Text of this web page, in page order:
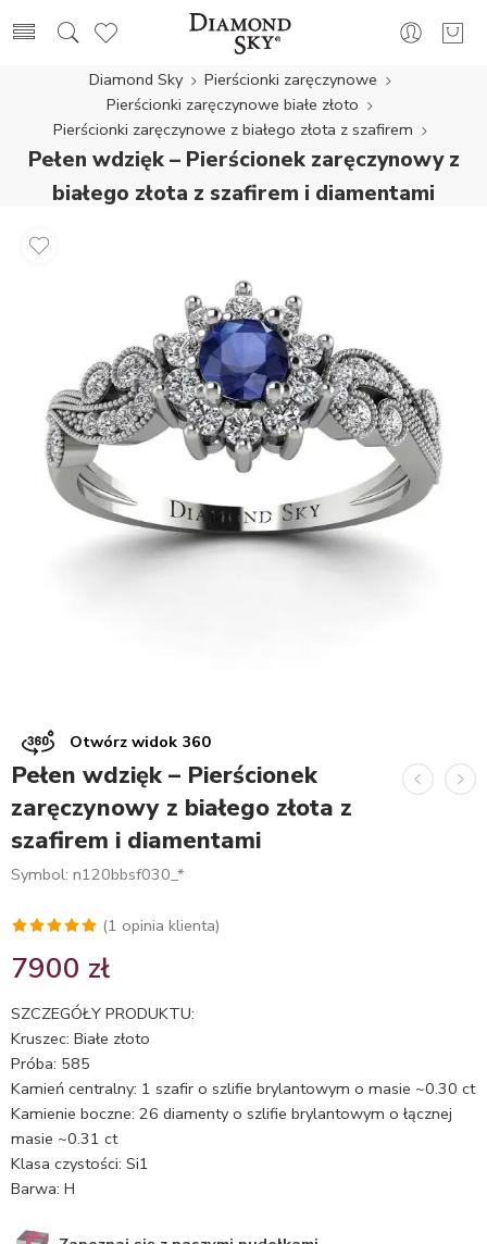
Diamond Sky
Pierścionki zaręczynowe
Pierścionki zaręczynowe białe złoto
Pierścionki zaręczynowe z białego złota z szafirem
Pełen wdzięk – Pierścionek zaręczynowy z
białego złota z szafirem i diamentami
Otwórz widok 360
Pełen wdzięk – Pierścionek
zaręczynowy z białego złota z
szafirem i diamentami
Symbol: n120bbsf030_*
5.00na 5
oceny
(1 opinia klienta)
7900 zł
SZCZEGÓŁY PRODUKTU:
Kruszec: Białe złoto
Próba: 585
Kamień centralny: 1 szafir o szlifie brylantowym o masie ~0.30 ct
Kamienie boczne: 26 diamenty o szlifie brylantowym o łącznej
masie ~0.31 ct
Klasa czystości: Si1
Barwa: H